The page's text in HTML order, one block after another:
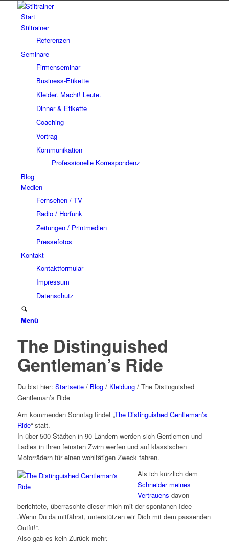
Start
Stiltrainer
Referenzen
Seminare
Firmenseminar
Business-Etikette
Kleider. Macht! Leute.
Dinner & Etikette
Coaching
Vortrag
Kommunikation
Professionelle Korrespondenz
Blog
Medien
Fernsehen / TV
Radio / Hörfunk
Zeitungen / Printmedien
Pressefotos
Kontakt
Kontaktformular
Impressum
Datenschutz
Menü
The Distinguished
Gentleman’s Ride
Du bist hier: Startseite / Blog / Kleidung / The Distinguished
Gentleman’s Ride
Am kommenden Sonntag findet „The Distinguished Gentleman’s
Ride“ statt.
In über 500 Städten in 90 Ländern werden sich Gentlemen und
Ladies in ihren feinsten Zwirn werfen und auf klassischen
Motorrädern für einen wohltätigen Zweck fahren.
Als ich kürzlich dem
Schneider meines
Vertrauens davon
berichtete, überraschte dieser mich mit der spontanen Idee
„Wenn Du da mitfährst, unterstützen wir Dich mit dem passenden
Outfit!“.
Also gab es kein Zurück mehr.